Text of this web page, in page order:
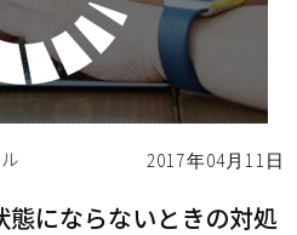
2017年04月11日
にならないときの対処